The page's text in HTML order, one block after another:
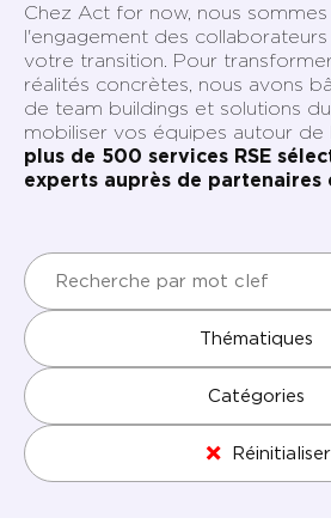
Chez Act for now, nous
l'engagement des
votre transition. Pour
réalités concrètes, nous avons
de team buildings et solutions
mobiliser vos équipes autour de
plus de 500 services RSE
experts auprès de partenaires
Thématiques
Catégories
Réinitialiser